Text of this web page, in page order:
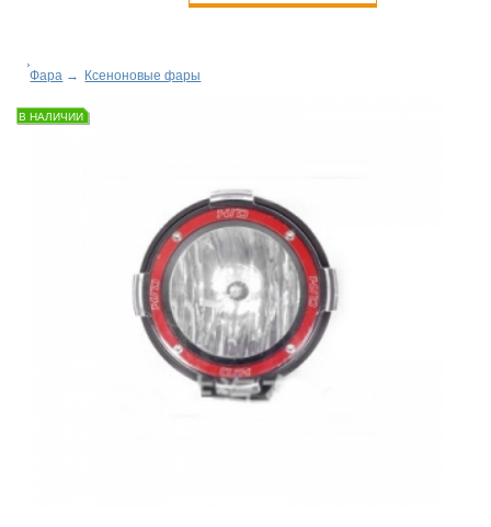
Фара → Ксеноновые фары
В НАЛИЧИИ